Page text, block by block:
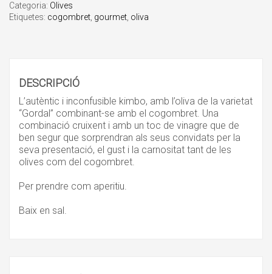
Categoria: Olives
Etiquetes: cogombret gourmet oliva
DESCRIPCIÓ
L’autèntic i inconfusible kimbo, amb l’oliva de la varietat
“Gordal” combinant-se amb el cogombret. Una
combinació cruixent i amb un toc de vinagre que de
ben segur que sorprendran als seus convidats per la
seva presentació, el gust i la carnositat tant de les
olives com del cogombret.
Per prendre com aperitiu.
Baix en sal.